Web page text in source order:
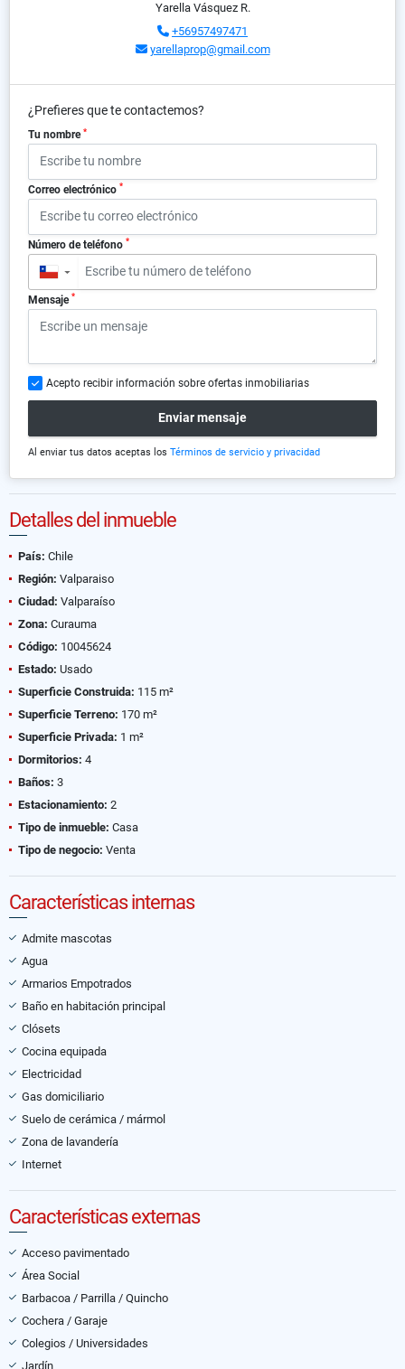
Yarella Vásquez R.
+56957497471
yarellaprop@gmail.com
¿Prefieres que te contactemos?
Tu nombre *
Correo electrónico *
Número de teléfono *
▼
Mensaje *
Acepto recibir información sobre ofertas inmobiliarias
Enviar mensaje
Al enviar tus datos aceptas los Términos de servicio y privacidad
Detalles del inmueble
País: Chile
Región: Valparaiso
Ciudad: Valparaíso
Zona: Curauma
Código: 10045624
Estado: Usado
Superficie Construida: 115 m²
Superficie Terreno: 170 m²
Superficie Privada: 1 m²
Dormitorios: 4
Baños: 3
Estacionamiento: 2
Tipo de inmueble: Casa
Tipo de negocio: Venta
Características internas
Admite mascotas
Agua
Armarios Empotrados
Baño en habitación principal
Clósets
Cocina equipada
Electricidad
Gas domiciliario
Suelo de cerámica / mármol
Zona de lavandería
Internet
Características externas
Acceso pavimentado
Área Social
Barbacoa / Parrilla / Quincho
Cochera / Garaje
Colegios / Universidades
Jardín